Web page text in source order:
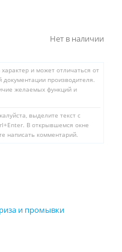
Нет в наличии
и может отличаться от
документации производителя.
желаемых функций и
выделите текст с
В открывшемся окне
написать комментарий.